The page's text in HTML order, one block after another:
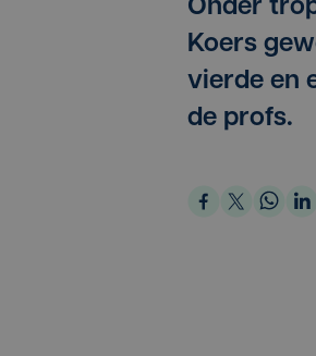
Onder
Koers
vierde en
de profs.